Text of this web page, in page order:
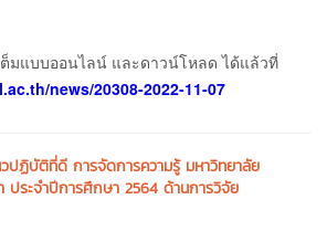
มแบบออนไลน์ และดาวน์โหลด ได้แล้วที่
news/20308-2022-11-07
วปฏิบัติที่ดี การจัดการความรู้ มหาวิทยาลัย
ประจำปีการศึกษา 2564 ด้านการวิจัย